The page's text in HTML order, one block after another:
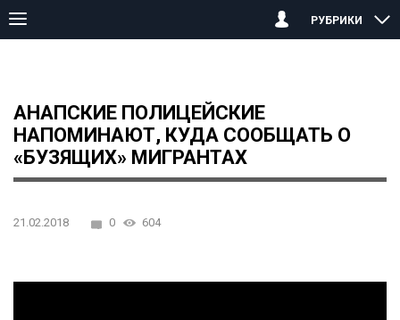
РУБРИКИ
Анапские полицейские
АНАПСКИЕ ПОЛИЦЕЙСКИЕ
НАПОМИНАЮТ, КУДА СООБЩАТЬ О
«БУЗЯЩИХ» МИГРАНТАХ
21.02.2018 0 604